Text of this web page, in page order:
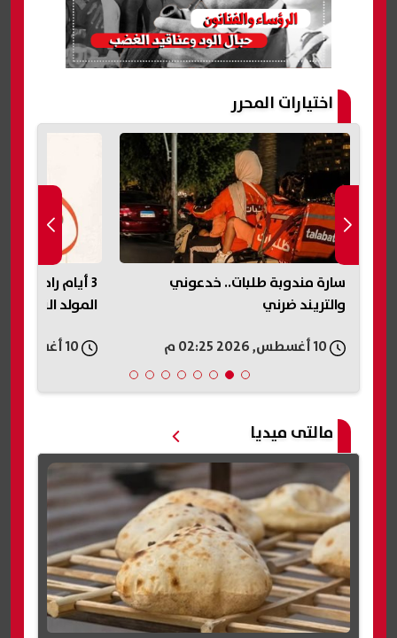
اختيارات المحرر
سارة مندوبة طلبات.. خدعوني
والتريند ضرني
3 أيام راحة
المولد النبوي 2026
مالتى ميديا